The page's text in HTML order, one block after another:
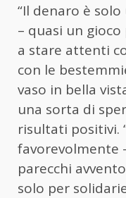
“Il denaro è
– quasi un
a stare attenti
con le
vaso in bella
una sorta di
risultati positivi.
favorevolmente
parecchi
solo per